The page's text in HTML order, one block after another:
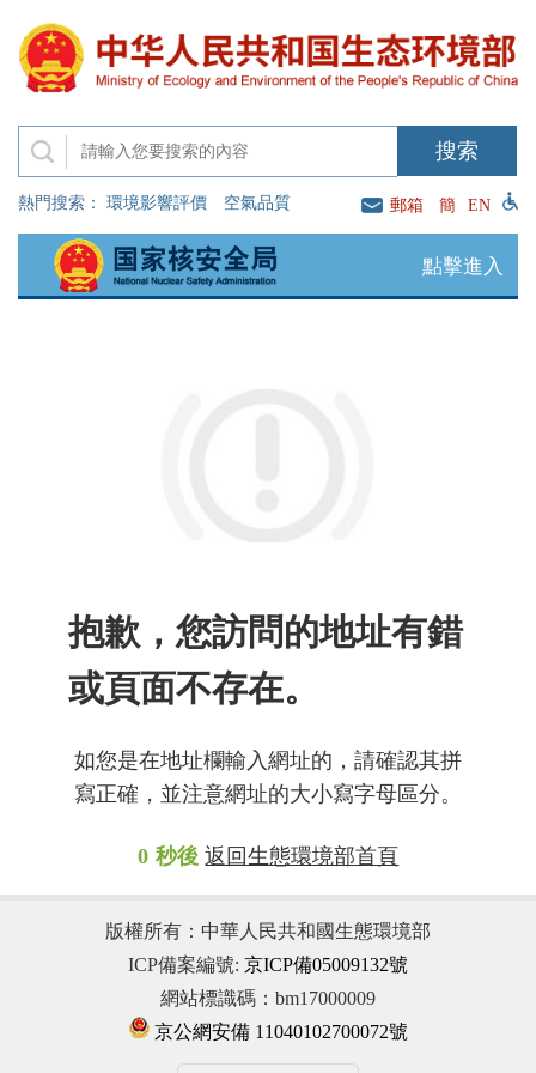
熱門搜索： 環境影響評價 空氣品質 郵箱 簡 EN
點擊進入
抱歉，您訪問的地址有錯
或頁面不存在。
如您是在地址欄輸入網址的，請確認其拼
寫正確，並注意網址的大小寫字母區分。
0 秒後 返回生態環境部首頁
版權所有：中華人民共和國生態環境部
ICP備案編號: 京ICP備05009132號
網站標識碼：bm17000009
京公網安備 11040102700072號